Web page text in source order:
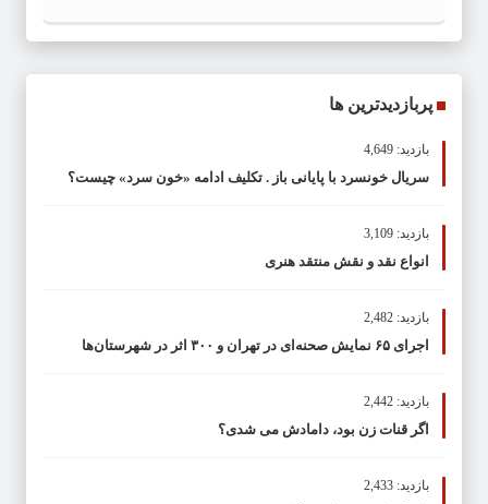
پربازدیدترین ها
بازدید: 4,649
سریال خونسرد با پایانی باز . تکلیف ادامه «خون سرد» چیست؟
بازدید: 3,109
انواع نقد و نقش منتقد هنری
بازدید: 2,482
اجرای ۶۵ نمایش صحنه‌ای در تهران و ۳۰۰ اثر در شهرستان‌ها
بازدید: 2,442
اگر قنات زن بود، دامادش می شدی؟
بازدید: 2,433